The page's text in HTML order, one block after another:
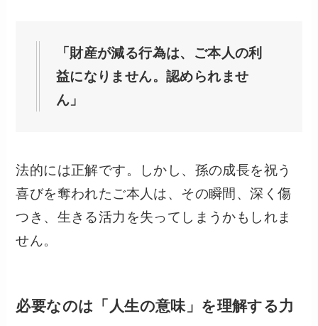
「財産が減る行為は、ご本人の利
益になりません。認められませ
ん」
法的には正解です。しかし、孫の成長を祝う
喜びを奪われたご本人は、その瞬間、深く傷
つき、生きる活力を失ってしまうかもしれま
せん。
必要なのは「人生の意味」を理解する力